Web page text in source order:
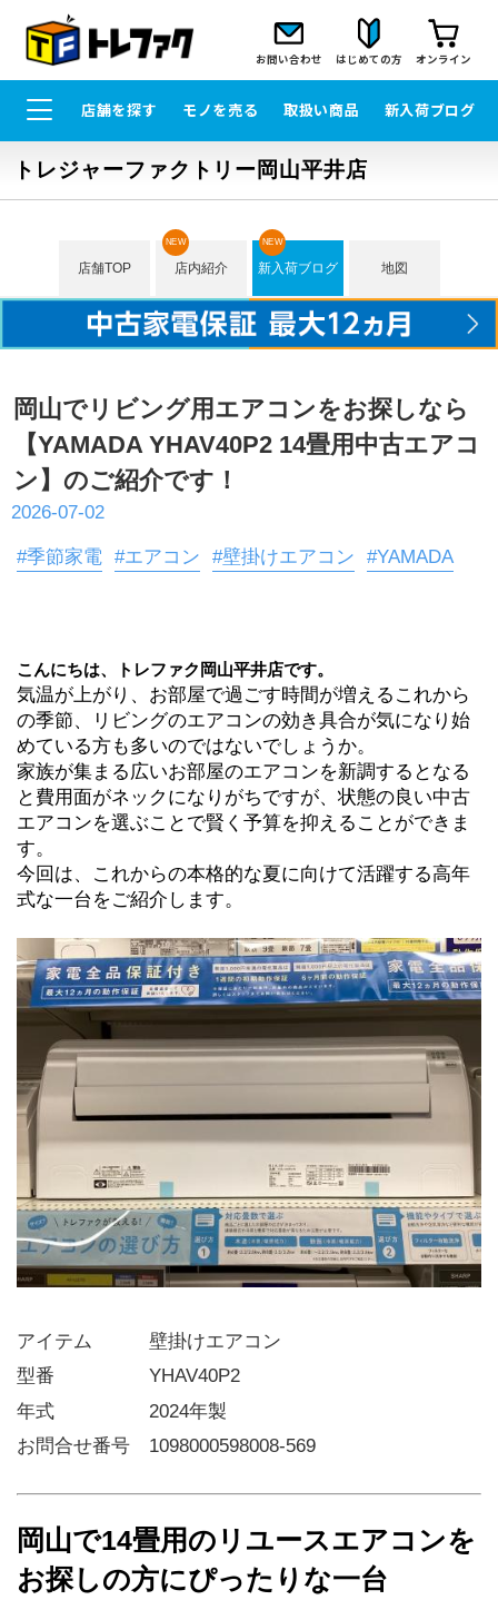
お問い合わせ はじめての方 オンライン
店舗を探す モノを売る 取扱い商品 新入荷ブログ
トレジャーファクトリー岡山平井店
店舗TOP 店内紹介
NEW
新入荷ブログ
NEW
地図
岡山でリビング用エアコンをお探しなら
【YAMADA YHAV40P2 14畳用中古エアコ
ン】のご紹介です！
2026-07-02
#季節家電 #エアコン #壁掛けエアコン #YAMADA
こんにちは、トレファク岡山平井店です。
気温が上がり、お部屋で過ごす時間が増えるこれから
の季節、リビングのエアコンの効き具合が気になり始
めている方も多いのではないでしょうか。
家族が集まる広いお部屋のエアコンを新調するとなる
と費用面がネックになりがちですが、状態の良い中古
エアコンを選ぶことで賢く予算を抑えることができま
す。
今回は、これからの本格的な夏に向けて活躍する高年
式な一台をご紹介します。
アイテム   壁掛けエアコン
型番     YHAV40P2
年式     2024年製
お問合せ番号 1098000598008-569
岡山で14畳用のリユースエアコンを
お探しの方にぴったりな一台